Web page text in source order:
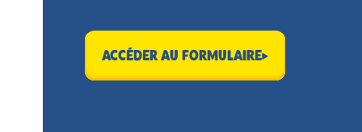
ACCÉDER AU FORMULAIRE